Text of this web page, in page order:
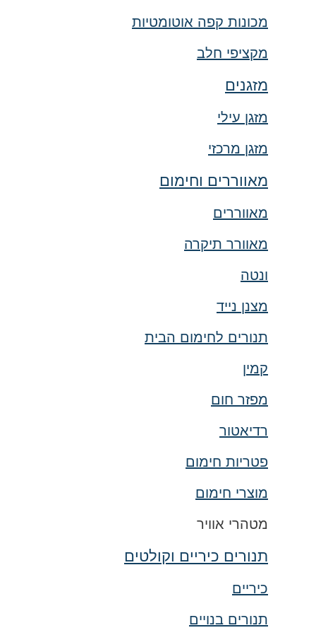
מכונות קפה אוטומטיות
מקציפי חלב
מזגנים
מזגן עילי
מזגן מרכזי
מאווררים וחימום
מאווררים
מאוורר תיקרה
ונטה
מצנן נייד
תנורים לחימום הבית
קמין
מפזר חום
רדיאטור
פטריות חימום
מוצרי חימום
מטהרי אוויר
תנורים כיריים וקולטים
כיריים
תנורים בנויים